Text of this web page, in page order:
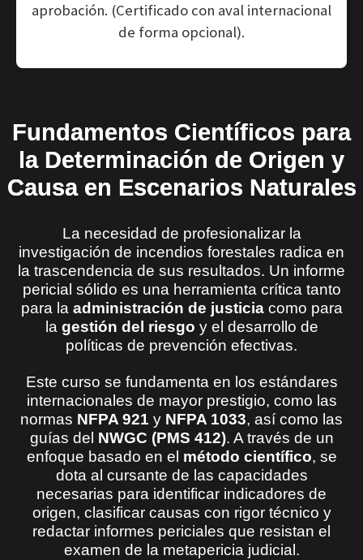
aprobación. (Certificado con aval internacional
de forma opcional).
Fundamentos Científicos para
la Determinación de Origen y
Causa en Escenarios Naturales
La necesidad de profesionalizar la
investigación de incendios forestales radica en
la trascendencia de sus resultados. Un informe
pericial sólido es una herramienta crítica tanto
para la administración de justiciacomo para
la gestión del riesgo y el desarrollo de
políticas de prevención efectivas.
Este curso se fundamenta en los estándares
internacionales de mayor prestigio, como las
normas NFPA 921 y NFPA 1033, así como las
guías del NWGC (PMS 412). A través de un
enfoque basado en el método científico, se
dota al cursante de las capacidades
necesarias para identificar indicadores de
origen, clasificar causas con rigor técnico y
redactar informes periciales que resistan el
examen de la metapericia judicial .